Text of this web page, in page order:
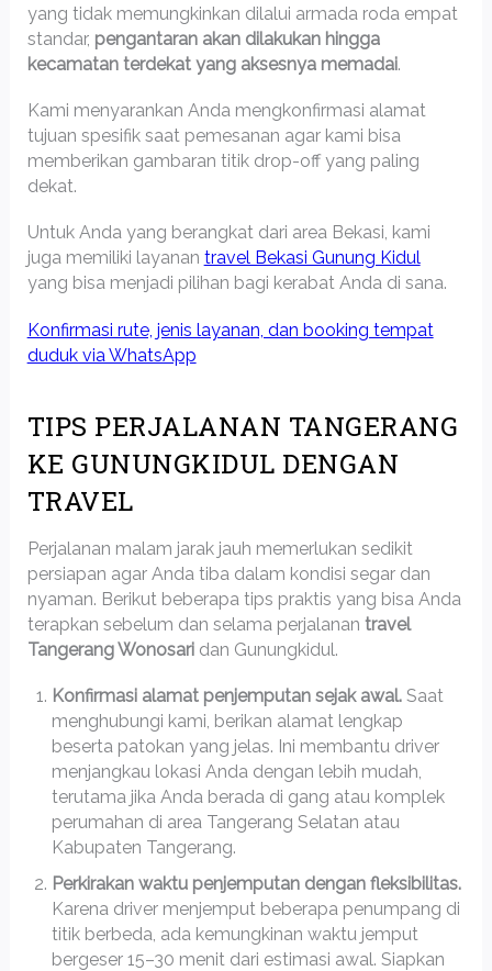
yang tidak memungkinkan dilalui armada roda empat
standar, pengantaran akan dilakukan hingga
kecamatan terdekat yang aksesnya memadai.
Kami menyarankan Anda mengkonfirmasi alamat
tujuan spesifik saat pemesanan agar kami bisa
memberikan gambaran titik drop-off yang paling
dekat.
Untuk Anda yang berangkat dari area Bekasi, kami
juga memiliki layanan travel Bekasi Gunung Kidul
yang bisa menjadi pilihan bagi kerabat Anda di sana.
Konfirmasi rute, jenis layanan, dan booking tempat
duduk via WhatsApp
TIPS PERJALANAN TANGERANG
KE GUNUNGKIDUL DENGAN
TRAVEL
Perjalanan malam jarak jauh memerlukan sedikit
persiapan agar Anda tiba dalam kondisi segar dan
nyaman. Berikut beberapa tips praktis yang bisa Anda
terapkan sebelum dan selama perjalanan travel
Tangerang Wonosaridan Gunungkidul.
Konfirmasi alamat penjemputan sejak awal.Saat
menghubungi kami, berikan alamat lengkap
beserta patokan yang jelas. Ini membantu driver
menjangkau lokasi Anda dengan lebih mudah,
terutama jika Anda berada di gang atau komplek
perumahan di area Tangerang Selatan atau
Kabupaten Tangerang.
Perkirakan waktu penjemputan dengan fleksibilitas.
Karena driver menjemput beberapa penumpang di
titik berbeda, ada kemungkinan waktu jemput
bergeser 15–30 menit dari estimasi awal. Siapkan